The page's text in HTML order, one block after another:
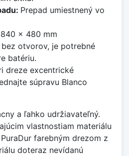
Prepad umiestnený vo
840 x 480 mm
otvorov, je potrebné
batériu.
dreze excentrické
súpravu Blanco
a ľahko udržiavateľný.
vlastnostiam materiálu
farebným drezom z
doteraz nevídanú